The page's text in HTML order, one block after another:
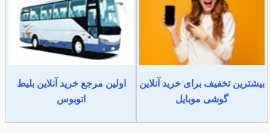
بیشترین تخفیف برای خرید آنلاین
گوشی موبایل
اولین مرجع خرید آنلاین بلیط
اتوبوس